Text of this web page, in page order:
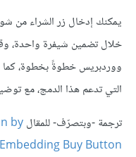
يمكنك إدخال زر الشراء من
خلال تضمين شيفرة واحدة،
ووردبريس خطوةً بخطوة، كما
التي تدعم هذا الدمج، مع
ترجمة -وبتصرّف- للمقالby
Embedding Buy Button